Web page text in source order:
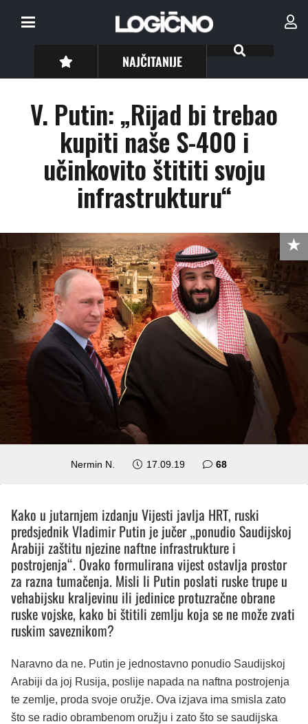
NAJČITANIJE
V. Putin: „Rijad bi trebao
kupiti naše S-400 i
učinkovito štititi svoju
infrastrukturu“
Nermin N. 17.09.19 68komentara
Kako u jutarnjem izdanju Vijesti javlja HRT, ruski
predsjednik Vladimir Putin je jučer „ponudio Saudijskoj
Arabiji zaštitu njezine naftne infrastrukture i
postrojenja“. Ovako formulirana vijest ostavlja prostor
za razna tumačenja. Misli li Putin poslati ruske trupe u
vehabijsku kraljevinu ili jedinice protuzračne obrane
ruske vojske, kako bi štitili zemlju koja se ne može zvati
ruskim saveznikom?
Naravno da ne. Putin je jednostavno ponudio Saudijskoj
Arabiji da joj Rusija, poslije napada na naftna postrojenja
te zemlje, proda svoje oružje. Ova izjava ima smisla zato
što se radio obrambenom oružju i zato što se saudijska